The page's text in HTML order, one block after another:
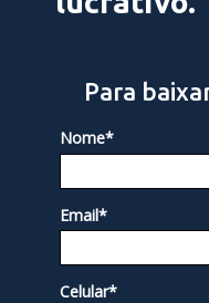
Para
Nome*
Email*
Celular*